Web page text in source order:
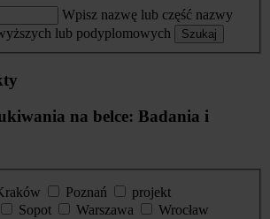
Wpisz nazwę lub część nazwy
lub podyplomowych
Szukaj
na belce: Badania i
Poznań
projekt
Sopot Warszawa
Wrocław